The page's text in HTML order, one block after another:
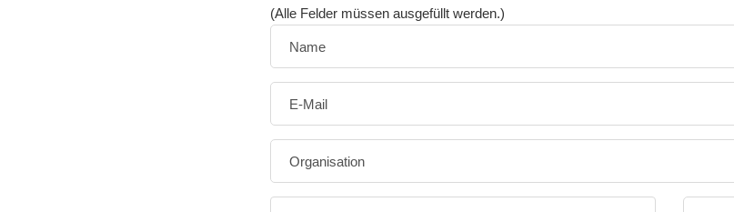
(Alle Felder müssen ausgefüllt werden.)